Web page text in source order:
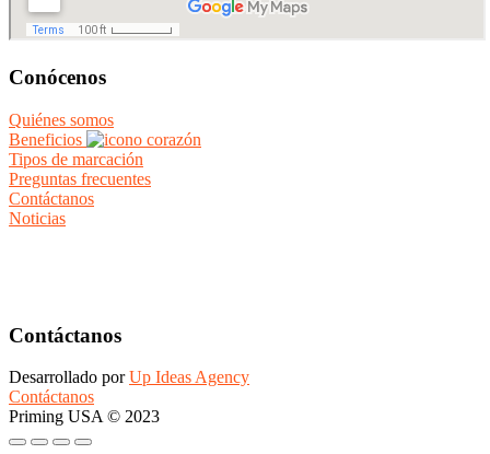
Conócenos
Quiénes somos
Beneficios
Tipos de marcación
Preguntas frecuentes
Contáctanos
Noticias
Contáctanos
Desarrollado porUp Ideas Agency
Contáctanos
Priming USA © 2023